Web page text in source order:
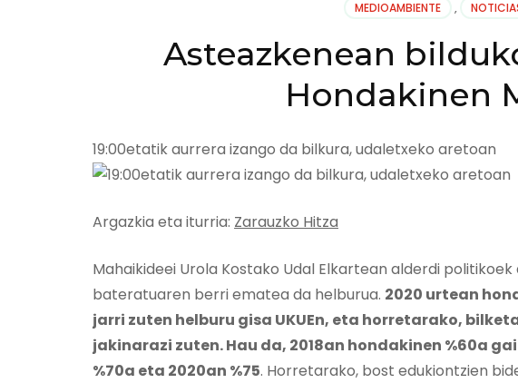
MEDIOAMBIENTE ,
Asteazkenean
Hondakinen
19:00etatik aurrera izango da bilkura, udaletxeko aretoan
Argazkia eta iturria: Zarauzko Hitza
Mahaikideei Urola Kostako Udal Elkartean alderdi
bateratuaren berri ematea da helburua. 2020 urtean
jarri zuten helburu gisa UKUEn, eta horretarako,
jakinarazi zuten. Hau da, 2018an hondakinen %60a
%70a eta 2020an %75. Horretarako, bost edukiontzien